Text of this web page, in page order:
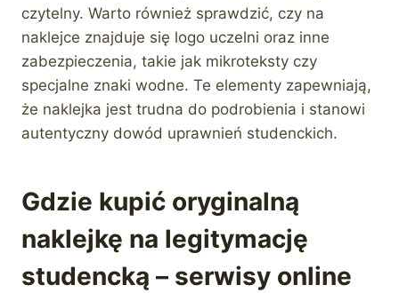
czytelny. Warto również sprawdzić, czy na
naklejce znajduje się logo uczelni oraz inne
zabezpieczenia, takie jak mikroteksty czy
specjalne znaki wodne. Te elementy zapewniają,
że naklejka jest trudna do podrobienia i stanowi
autentyczny dowód uprawnień studenckich.
Gdzie kupić oryginalną
naklejkę na legitymację
studencką – serwisy online